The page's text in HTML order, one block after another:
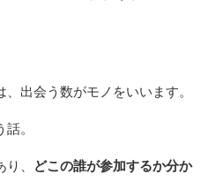
出会う数がモノをいいます。
。
、
どこの誰が参加するか分か